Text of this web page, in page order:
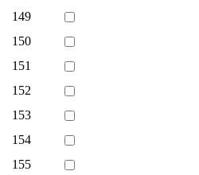
149
150
151
152
153
154
155